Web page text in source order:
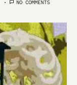
NO COMMENTS